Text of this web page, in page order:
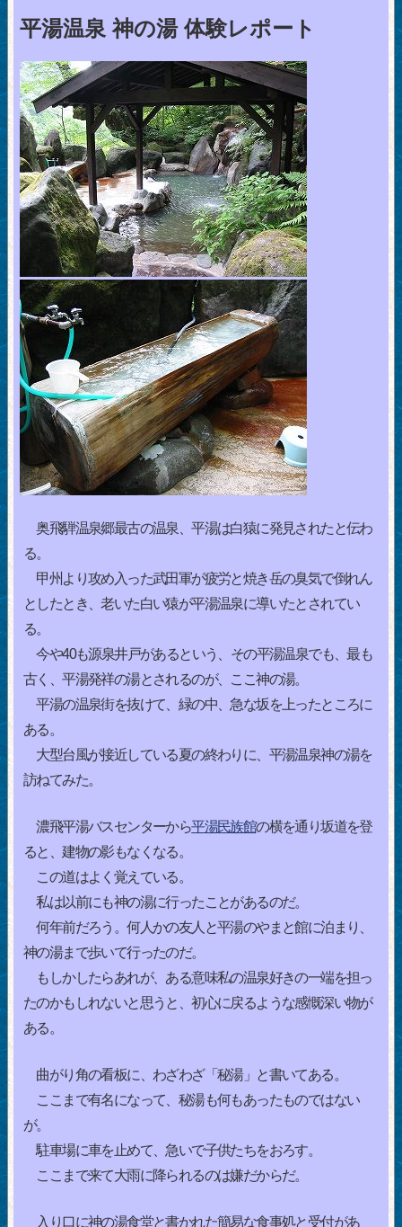
平湯温泉 神の湯 体験レポート
奥飛騨温泉郷最古の温泉、平湯は白猿に発見されたと伝わ
る。
甲州より攻め入った武田軍が疲労と焼き岳の臭気で倒れん
としたとき、老いた白い猿が平湯温泉に導いたとされてい
る。
今や40も源泉井戸があるという、その平湯温泉でも、最も
古く、平湯発祥の湯とされるのが、ここ神の湯。
平湯の温泉街を抜けて、緑の中、急な坂を上ったところに
ある。
大型台風が接近している夏の終わりに、平湯温泉神の湯を
訪ねてみた。
濃飛平湯バスセンターから平湯民族館の横を通り坂道を登
ると、建物の影もなくなる。
この道はよく覚えている。
私は以前にも神の湯に行ったことがあるのだ。
何年前だろう。何人かの友人と平湯のやまと館に泊まり、
神の湯まで歩いて行ったのだ。
もしかしたらあれが、ある意味私の温泉好きの一端を担っ
たのかもしれないと思うと、初心に戻るような感慨深い物が
ある。
曲がり角の看板に、わざわざ「秘湯」と書いてある。
ここまで有名になって、秘湯も何もあったものではない
が。
駐車場に車を止めて、急いで子供たちをおろす。
ここまで来て大雨に降られるのは嫌だからだ。
入り口に神の湯食堂と書かれた簡易な食事処と受付があ